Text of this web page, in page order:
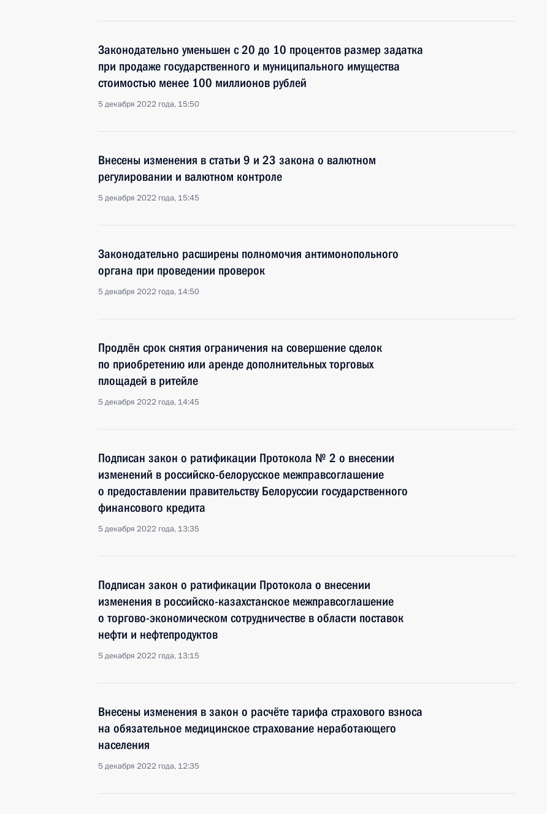
Законодательно уменьшен с 20 до 10 процентов размер задатка
при продаже государственного и муниципального имущества
стоимостью менее 100 миллионов рублей
5 декабря 2022 года, 15:50
Внесены изменения в статьи 9 и 23 закона о валютном
регулировании и валютном контроле
5 декабря 2022 года, 15:45
Законодательно расширены полномочия антимонопольного
органа при проведении проверок
5 декабря 2022 года, 14:50
Продлён срок снятия ограничения на совершение сделок
по приобретению или аренде дополнительных торговых
площадей в ритейле
5 декабря 2022 года, 14:45
Подписан закон о ратификации Протокола № 2 о внесении
изменений в российско-белорусское межправсоглашение
о предоставлении правительству Белоруссии государственного
финансового кредита
5 декабря 2022 года, 13:35
Подписан закон о ратификации Протокола о внесении
изменения в российско-казахстанское межправсоглашение
о торгово-экономическом сотрудничестве в области поставок
нефти и нефтепродуктов
5 декабря 2022 года, 13:15
Внесены изменения в закон о расчёте тарифа страхового взноса
на обязательное медицинское страхование неработающего
населения
5 декабря 2022 года, 12:35